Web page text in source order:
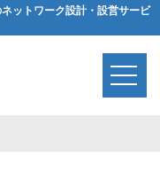
ットワーク設計・設営サービ